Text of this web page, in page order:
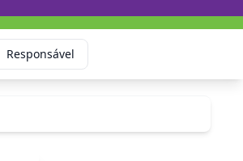
Responsável